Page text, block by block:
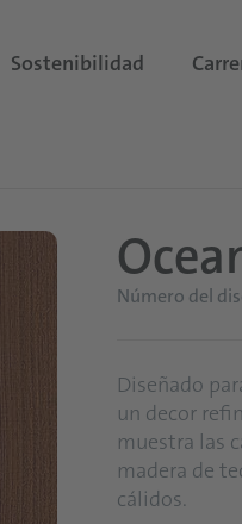
Sostenibilidad
Número del
Diseñado
un decor
muestra las
madera de
cálidos.